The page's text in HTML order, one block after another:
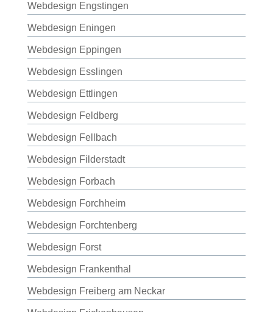
Webdesign Engstingen
Webdesign Eningen
Webdesign Eppingen
Webdesign Esslingen
Webdesign Ettlingen
Webdesign Feldberg
Webdesign Fellbach
Webdesign Filderstadt
Webdesign Forbach
Webdesign Forchheim
Webdesign Forchtenberg
Webdesign Forst
Webdesign Frankenthal
Webdesign Freiberg am Neckar